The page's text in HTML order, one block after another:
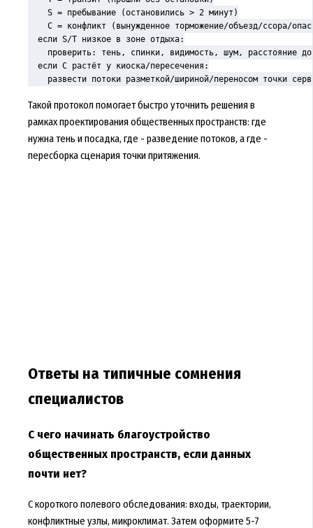
    S = пребывание (остановились > 2 минут)
C = конфликт (вынужденное торможение/объезд/ссора/
  если S/T низкое в зоне отдыха:
проверить: тень, спинки, видимость, шум, расстояние
  если C растёт у киоска/пересечения:
развести потоки разметкой/шириной/переносом точки
Такой протокол помогает быстро уточнить решения в
рамках проектирования общественных пространств: где
нужна тень и посадка, где - разведение потоков, а где -
пересборка сценария точки притяжения.
Ответы на типичные сомнения
специалистов
С чего начинать благоустройство
общественных пространств, если данных
почти нет?
С короткого полевого обследования: входы, траектории,
конфликтные узлы, микроклимат. Затем оформите 5-7